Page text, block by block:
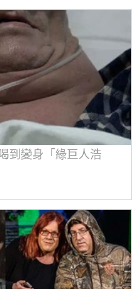
到變身「綠巨人浩